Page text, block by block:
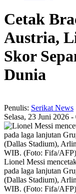
Cetak
Austria,
Skor
Dunia
Penulis: Serikat News
Selasa, 23 Juni 2026
Lionel Messi
pada laga lanjutan
(Dallas Stadium),
WIB. (Foto: Fifa/AFP)